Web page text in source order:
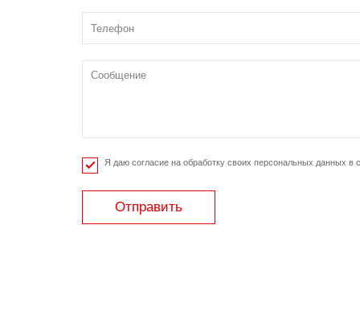
Я даю согласие на обработку своих персональных данных в
Отправить